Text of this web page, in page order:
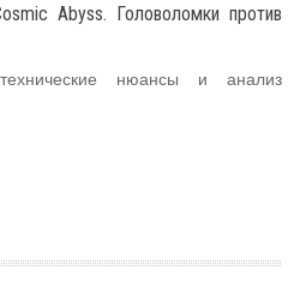
Abyss. Головоломки против
нюансы и анализ